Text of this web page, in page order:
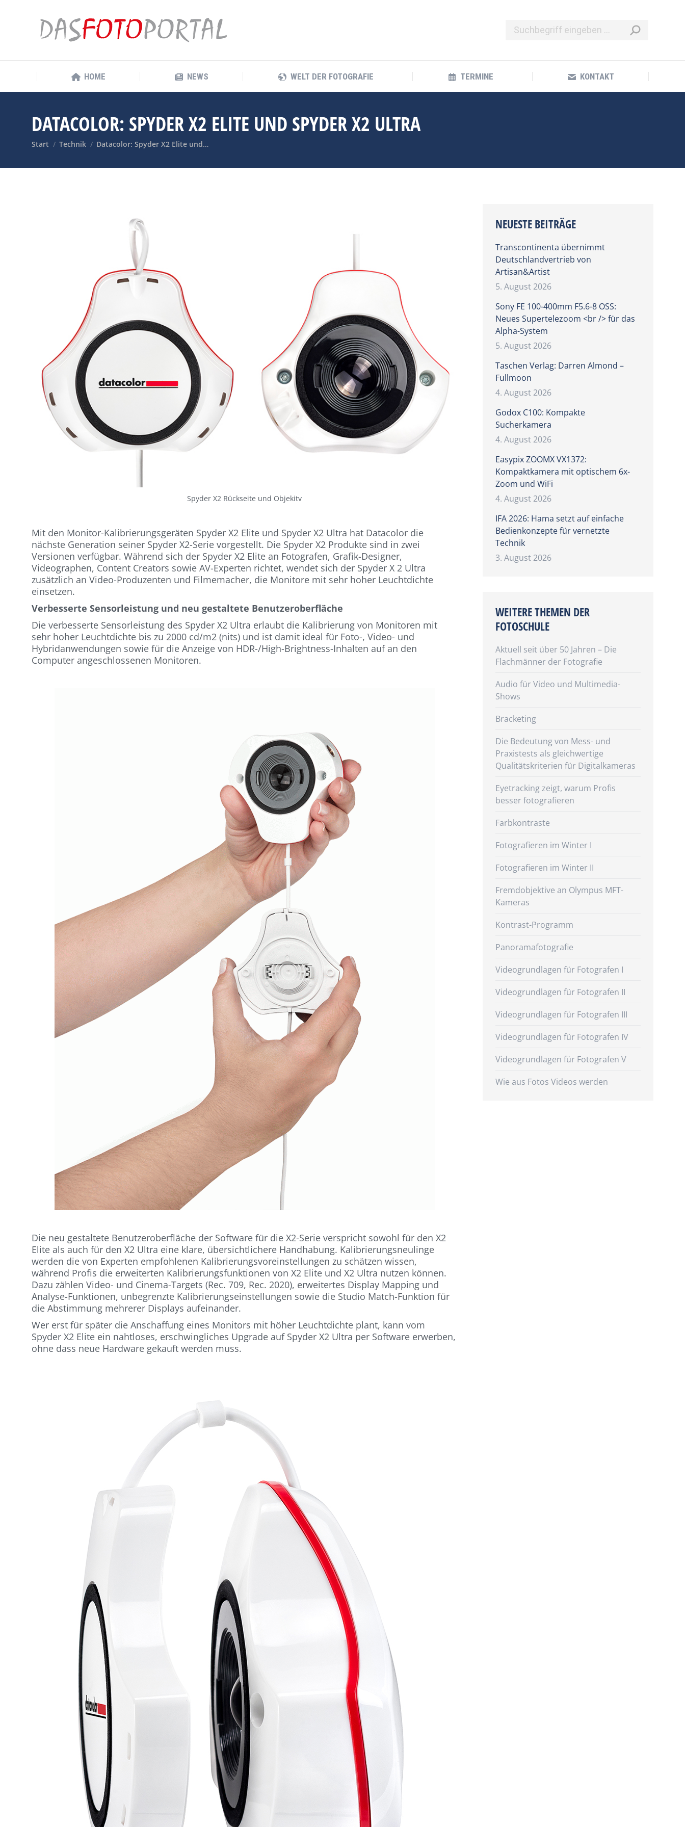
HOME NEWS WELT DER FOTOGRAFIE TERMINE KONTAKT
DATACOLOR: SPYDER X2 ELITE UND SPYDER X2 ULTRA
Sie befinden sich hier:
Start Technik Datacolor: Spyder X2 Elite und…
Spyder X2 Rückseite und Objekitv
Mit den Monitor-Kalibrierungsgeräten Spyder X2 Elite und Spyder X2 Ultra hat Datacolor die
nächste Generation seiner Spyder X2-Serie vorgestellt. Die Spyder X2 Produkte sind in zwei
Versionen verfügbar. Während sich der Spyder X2 Elite an Fotografen, Grafik-Designer,
Videographen, Content Creators sowie AV-Experten richtet, wendet sich der Spyder X 2 Ultra
zusätzlich an Video-Produzenten und Filmemacher, die Monitore mit sehr hoher Leuchtdichte
einsetzen.
Verbesserte Sensorleistung und neu gestaltete Benutzeroberfläche
Die verbesserte Sensorleistung des Spyder X2 Ultra erlaubt die Kalibrierung von Monitoren mit
sehr hoher Leuchtdichte bis zu 2000 cd/m2 (nits) und ist damit ideal für Foto-, Video- und
Hybridanwendungen sowie für die Anzeige von HDR-/High-Brightness-Inhalten auf an den
Computer angeschlossenen Monitoren.
Die neu gestaltete Benutzeroberfläche der Software für die X2-Serie verspricht sowohl für den X2
Elite als auch für den X2 Ultra eine klare, übersichtlichere Handhabung. Kalibrierungsneulinge
werden die von Experten empfohlenen Kalibrierungsvoreinstellungen zu schätzen wissen,
während Profis die erweiterten Kalibrierungsfunktionen von X2 Elite und X2 Ultra nutzen können.
Dazu zählen Video- und Cinema-Targets (Rec. 709, Rec. 2020), erweitertes Display Mapping und
Analyse-Funktionen, unbegrenzte Kalibrierungseinstellungen sowie die Studio Match-Funktion für
die Abstimmung mehrerer Displays aufeinander.
Wer erst für später die Anschaffung eines Monitors mit höher Leuchtdichte plant, kann vom
Spyder X2 Elite ein nahtloses, erschwingliches Upgrade auf Spyder X2 Ultra per Software erwerben,
ohne dass neue Hardware gekauft werden muss.
NEUESTE BEITRÄGE
Transcontinenta übernimmt
Deutschlandvertrieb von
Artisan&Artist
5. August 2026
Sony FE 100-400mm F5.6-8 OSS:
Neues Supertelezoom <br /> für das
Alpha-System
5. August 2026
Taschen Verlag: Darren Almond –
Fullmoon
4. August 2026
Godox C100: Kompakte
Sucherkamera
4. August 2026
Easypix ZOOMX VX1372:
Kompaktkamera mit optischem 6x-
Zoom und WiFi
4. August 2026
IFA 2026: Hama setzt auf einfache
Bedienkonzepte für vernetzte
Technik
3. August 2026
WEITERE THEMEN DER
FOTOSCHULE
Aktuell seit über 50 Jahren – Die
Flachmänner der Fotografie
Audio für Video und Multimedia-
Shows
Bracketing
Die Bedeutung von Mess- und
Praxistests als gleichwertige
Qualitätskriterien für Digitalkameras
Eyetracking zeigt, warum Profis
besser fotografieren
Farbkontraste
Fotografieren im Winter I
Fotografieren im Winter II
Fremdobjektive an Olympus MFT-
Kameras
Kontrast-Programm
Panoramafotografie
Videogrundlagen für Fotografen I
Videogrundlagen für Fotografen II
Videogrundlagen für Fotografen III
Videogrundlagen für Fotografen IV
Videogrundlagen für Fotografen V
Wie aus Fotos Videos werden
HOME NEWS